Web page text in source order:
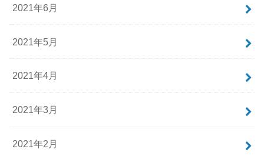
2021年6月
2021年5月
2021年4月
2021年3月
2021年2月